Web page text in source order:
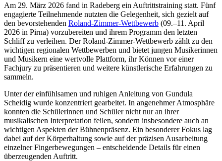
Am 29. März 2026 fand in Radeberg ein Auftrittstraining statt. Fünf
engagierte Teilnehmende nutzten die Gelegenheit, sich gezielt auf
den bevorstehenden Roland-Zimmer-Wettbewerb (09.–11. April
2026 in Pirna) vorzubereiten und ihrem Programm den letzten
Schliff zu verleihen. Der Roland-Zimmer-Wettbewerb zählt zu den
wichtigen regionalen Wettbewerben und bietet jungen Musikerinnen
und Musikern eine wertvolle Plattform, ihr Können vor einer
Fachjury zu präsentieren und weitere künstlerische Erfahrungen zu
sammeln.
Unter der einfühlsamen und ruhigen Anleitung von Gundula
Scheidig wurde konzentriert gearbeitet. In angenehmer Atmosphäre
konnten die Schülerinnen und Schüler nicht nur an ihrer
musikalischen Interpretation feilen, sondern insbesondere auch an
wichtigen Aspekten der Bühnenpräsenz. Ein besonderer Fokus lag
dabei auf der Körperhaltung sowie auf der präzisen Ausarbeitung
einzelner Fingerbewegungen – entscheidende Details für einen
überzeugenden Auftritt.